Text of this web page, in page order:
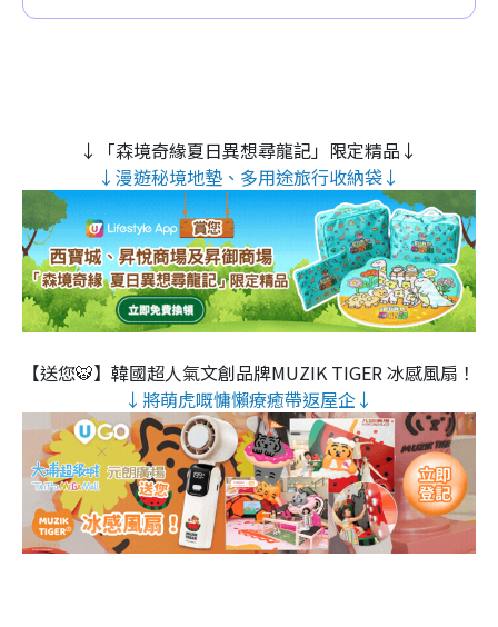
↓「森境奇緣夏日異想尋龍記」限定精品↓
↓漫遊秘境地墊、多用途旅行收納袋↓
【送您🐯】韓國超人氣文創品牌MUZIK TIGER 冰感風扇！
↓將萌虎嘅慵懶療癒帶返屋企↓